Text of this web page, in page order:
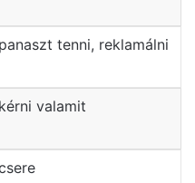
panaszt tenni, reklamálni
kérni valamit